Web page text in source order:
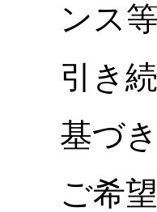
ンス
引き
基づ
ご希